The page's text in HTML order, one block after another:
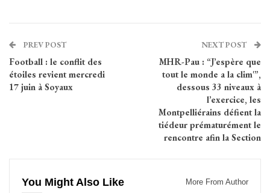
PREV POST
Football : le conflit des
étoiles revient mercredi
17 juin à Soyaux
NEXT POST
MHR-Pau : “J’espère que
tout le monde a la clim'”,
dessous 33 niveaux à
l’exercice, les
Montpelliérains défient la
tiédeur prématurément le
rencontre afin la Section
You Might Also Like More From Author